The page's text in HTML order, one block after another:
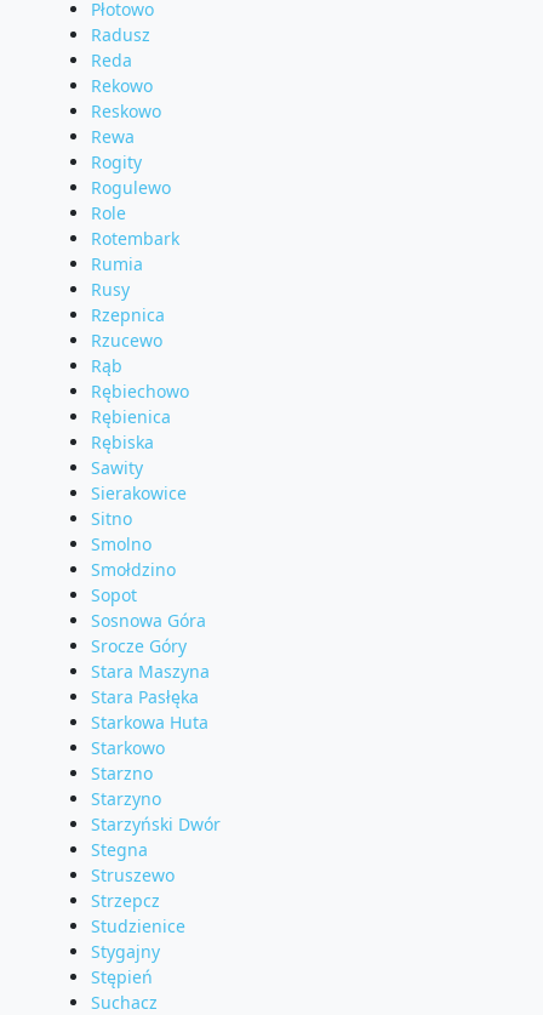
Płotowo
Radusz
Reda
Rekowo
Reskowo
Rewa
Rogity
Rogulewo
Role
Rotembark
Rumia
Rusy
Rzepnica
Rzucewo
Rąb
Rębiechowo
Rębienica
Rębiska
Sawity
Sierakowice
Sitno
Smolno
Smołdzino
Sopot
Sosnowa Góra
Srocze Góry
Stara Maszyna
Stara Pasłęka
Starkowa Huta
Starkowo
Starzno
Starzyno
Starzyński Dwór
Stegna
Struszewo
Strzepcz
Studzienice
Stygajny
Stępień
Suchacz